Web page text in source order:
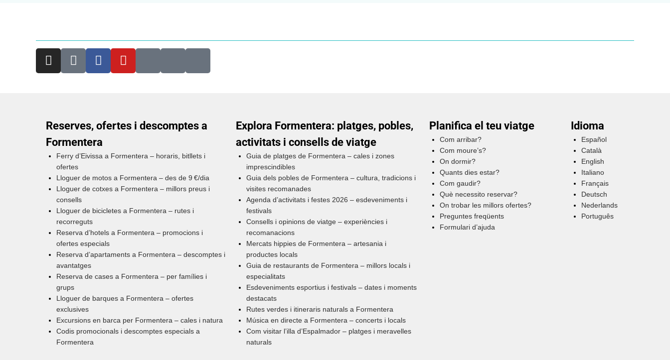
Reserves, ofertes i descomptes a
Formentera
Ferry d’Eivissa a Formentera – horaris, bitllets i
ofertes
Lloguer de motos a Formentera – des de 9 €/dia
Lloguer de cotxes a Formentera – millors preus i
consells
Lloguer de bicicletes a Formentera – rutes i
recorreguts
Reserva d’hotels a Formentera – promocions i
ofertes especials
Reserva d’apartaments a Formentera – descomptes i
avantatges
Reserva de cases a Formentera – per famílies i
grups
Lloguer de barques a Formentera – ofertes
exclusives
Excursions en barca per Formentera – cales i natura
Codis promocionals i descomptes especials a
Formentera
Explora Formentera: platges, pobles,
activitats i consells de viatge
Guia de platges de Formentera – cales i zones
imprescindibles
Guia dels pobles de Formentera – cultura, tradicions i
visites recomanades
Agenda d’activitats i festes 2026 – esdeveniments i
festivals
Consells i opinions de viatge – experiències i
recomanacions
Mercats hippies de Formentera – artesania i
productes locals
Guia de restaurants de Formentera – millors locals i
especialitats
Esdeveniments esportius i festivals – dates i moments
destacats
Rutes verdes i itineraris naturals a Formentera
Música en directe a Formentera – concerts i locals
Com visitar l’illa d’Espalmador – platges i meravelles
naturals
Planifica el teu viatge
Com arribar?
Com moure’s?
On dormir?
Quants dies estar?
Com gaudir?
Què necessito reservar?
On trobar les millors ofertes?
Preguntes freqüents
Formulari d’ajuda
Idioma
Español
Català
English
Italiano
Français
Deutsch
Nederlands
Português